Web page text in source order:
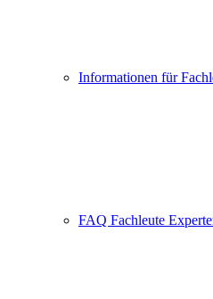
Informationen für
FAQ Fachleute